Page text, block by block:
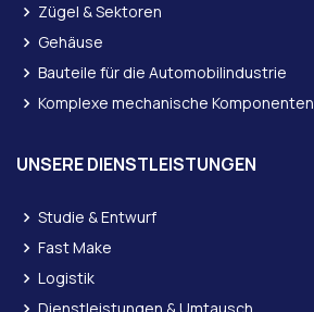
Zügel & Sektoren
Gehäuse
Bauteile für die Automobilindustrie
Komplexe mechanische Komponenten
UNSERE DIENSTLEISTUNGEN
Studie & Entwurf
Fast Make
Logistik